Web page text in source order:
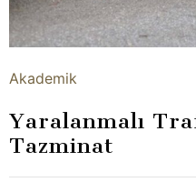
Akademik
Yaralanmalı
Tazminat